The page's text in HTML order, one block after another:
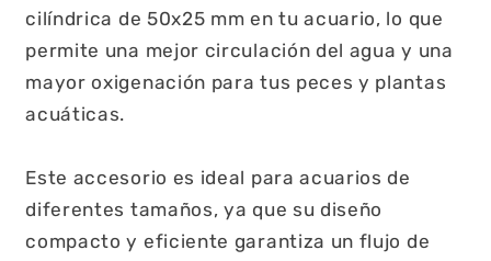
cilíndrica de 50x25 mm en tu acuario, lo que
permite una mejor circulación del agua y una
mayor oxigenación para tus peces y plantas
acuáticas.
Este accesorio es ideal para acuarios de
diferentes tamaños, ya que su diseño
compacto y eficiente garantiza un flujo de